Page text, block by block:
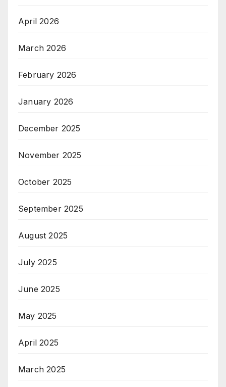
April 2026
March 2026
February 2026
January 2026
December 2025
November 2025
October 2025
September 2025
August 2025
July 2025
June 2025
May 2025
April 2025
March 2025